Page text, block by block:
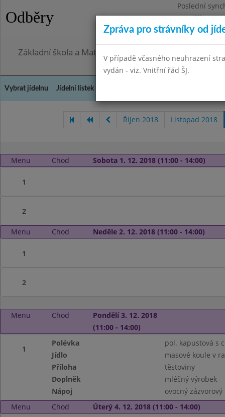
Odběry
Poslední
Pondělí
Omezení
Základní škola a Mateřská škola, Praha 4, Ohradní 49
Vybrat jídelnu Jídelní lístek
Říjen 2018 Listopad 2018
Menu Chod Sobota 1. 12. 2018 (11:00 - 14:00)
1
2
Menu Chod Neděle 2. 12. 2018 (11:00 - 14:00)
1
2
Menu Chod
Pondělí 3. 12. 2018
(11:00 - 14:00)
1
Polévka
pol. kapustová s
Jídlo
masové koule v
Příloha
těstoviny
Doplněk
mléčný výrobek
Nápoj
ovocný zázvorový
Menu
Chod Úterý 4. 12. 2018 (11:00 - 14:00)
Zpráva pro strávníky od
V případě včasného neuhrazení
vydán - viz. Vnitřní řád ŠJ.